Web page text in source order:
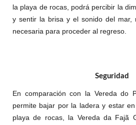
la playa de rocas, podrá percibir la
y sentir la brisa y el sonido del mar,
necesaria para proceder al regreso.
Seguridad
En comparación con la Vereda do
permite bajar por la ladera y estar
playa de rocas, la Vereda da Fajã